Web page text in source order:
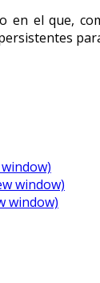
en el que,
window)
window)